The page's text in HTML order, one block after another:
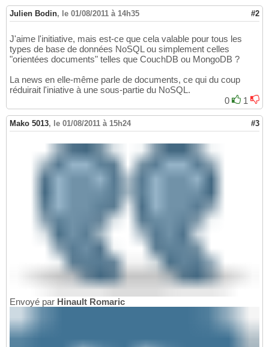
Julien Bodin, le 01/08/2011 à 14h35 #2
J'aime l'initiative, mais est-ce que cela valable pour tous les
types de base de données NoSQL ou simplement celles
"orientées documents" telles que CouchDB ou MongoDB ?
La news en elle-même parle de documents, ce qui du coup
réduirait l'iniative à une sous-partie du NoSQL.
0
1
Mako 5013, le 01/08/2011 à 15h24 #3
Envoyé par Hinault Romaric